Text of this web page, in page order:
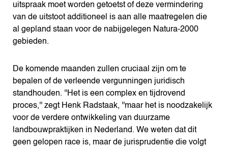
uitspraak moet worden getoetst of deze vermindering
van de uitstoot additioneel is aan alle maatregelen die
al gepland staan voor de nabijgelegen Natura-2000
gebieden.
De komende maanden zullen cruciaal zijn om te
bepalen of de verleende vergunningen juridisch
standhouden. ''Het is een complex en tijdrovend
proces,'' zegt Henk Radstaak, ''maar het is noodzakelijk
voor de verdere ontwikkeling van duurzame
landbouwpraktijken in Nederland. We weten dat dit
geen gelopen race is, maar de jurisprudentie die volgt